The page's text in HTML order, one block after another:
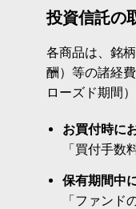
投資信託の
各商品は、銘
酬）等の諸経
ローズド期間
お買付時に
「買付手数
保有期間中
「ファン